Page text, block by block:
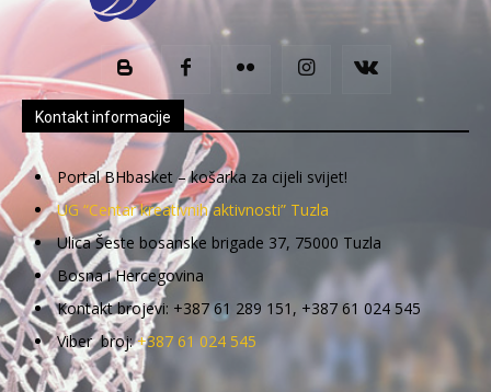
Kontakt informacije
Portal BHbasket – košarka za cijeli svijet!
UG “Centar kreativnih aktivnosti” Tuzla
Ulica Šeste bosanske brigade 37, 75000 Tuzla
Bosna i Hercegovina
Kontakt brojevi: +387 61 289 151, +387 61 024 545
Viber broj:+387 61 024 545